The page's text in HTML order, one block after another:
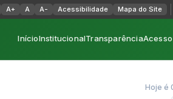
Alternar alto contraste
A+ A A- Acessibilidade Mapa do Site
InícioInstitucionalTransparência
Hoje é